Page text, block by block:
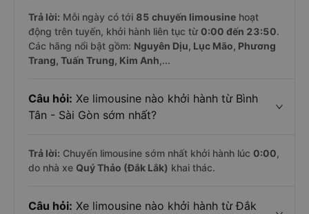
Trả lời: Mỗi ngày có tới 85 chuyến limousine hoạt
động trên tuyến, khởi hành liên tục từ0:00 đến 23:50.
Các hãng nổi bật gồm: Nguyên Dịu, Lục Mão, Phương
Trang, Tuấn Trung, Kim Anh,...
Câu hỏi: Xe limousine nào khởi hành từ Bình
Tân - Sài Gòn sớm nhất?
Trả lời: Chuyến limousine sớm nhất khởi hành lúc 0:00,
do nhà xe Quý Thảo (Đắk Lắk) khai thác.
Câu hỏi: Xe limousine nào khởi hành từ Đắk